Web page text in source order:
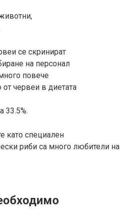
се скринират
на персонал
повече
червеи в диетата
33.5%.
като специален
риби са много любители на